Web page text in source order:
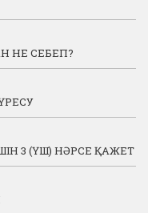
НЕ СЕБЕП?
3 (ҮШ) НӘРСЕ ҚАЖЕТ